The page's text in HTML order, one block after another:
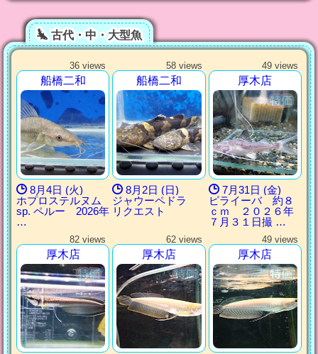
古代・中・大型魚
36 views
船橋二和
8月4日 (火)
ホプロステルヌム
sp. ペルー 2026年
…
58 views
船橋二和
8月2日 (日)
ジャウーペドラ
リクエスト
49 views
厚木店
7月31日 (金)
ピライーバ 約８
ｃｍ ２０２６年
７月３１日撮 …
82 views
厚木店
62 views
厚木店
49 views
厚木店